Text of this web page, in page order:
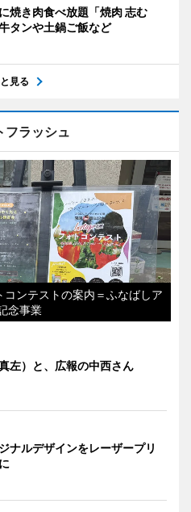
焼き肉食べ放題「焼肉 志む
タンや土鍋ご飯など
見る
フラッシュ
ンテストの案内＝ふなばしア
念事業
左）と、広報の中西さん
ナルデザインをレーザープリ